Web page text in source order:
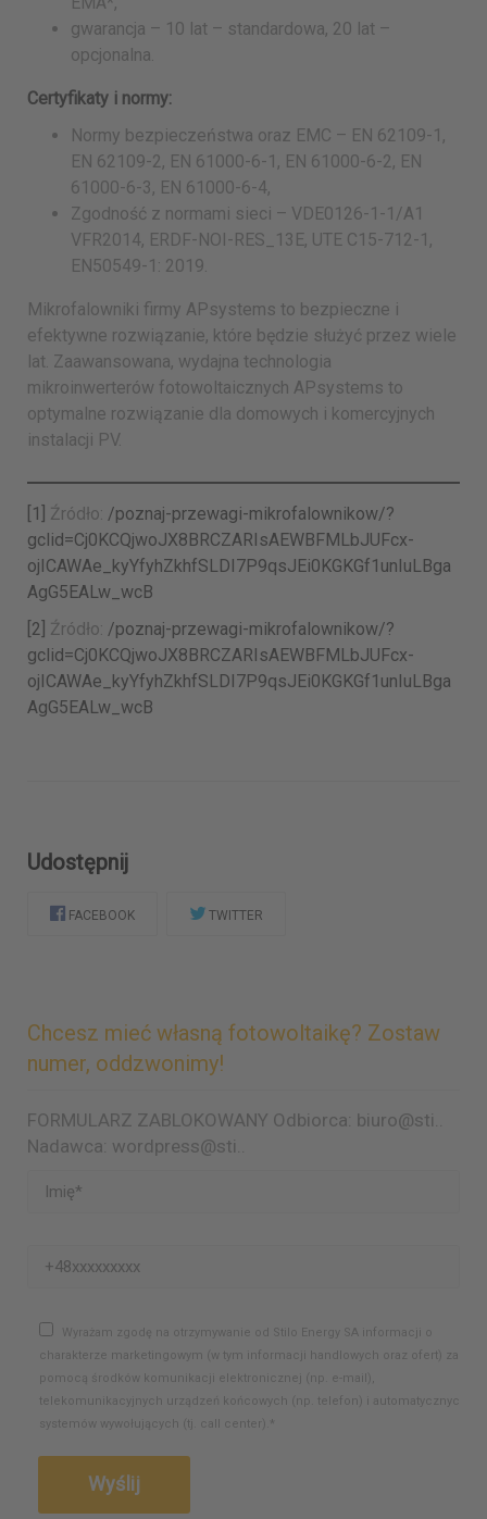
gwarancja – 10 lat – standardowa, 20 lat –
opcjonalna.
Certyfikaty i normy:
Normy bezpieczeństwa oraz EMC – EN 62109-1,
EN 62109-2, EN 61000-6-1, EN 61000-6-2, EN
61000-6-3, EN 61000-6-4,
Zgodność z normami sieci – VDE0126-1-1/A1
VFR2014, ERDF-NOI-RES_13E, UTE C15-712-1,
EN50549-1: 2019.
Mikrofalowniki firmy APsystems to bezpieczne i
efektywne rozwiązanie, które będzie służyć przez wiele
lat. Zaawansowana, wydajna technologia
mikroinwerterów fotowoltaicznych APsystems to
optymalne rozwiązanie dla domowych i komercyjnych
instalacji PV.
[1] Źródło: /poznaj-przewagi-mikrofalownikow/?
gclid=Cj0KCQjwoJX8BRCZARIsAEWBFMLbJUFcx-
ojICAWAe_kyYfyhZkhfSLDI7P9qsJEi0KGKGf1unIuLBga
AgG5EALw_wcB
[2] Źródło: /poznaj-przewagi-mikrofalownikow/?
gclid=Cj0KCQjwoJX8BRCZARIsAEWBFMLbJUFcx-
ojICAWAe_kyYfyhZkhfSLDI7P9qsJEi0KGKGf1unIuLBga
AgG5EALw_wcB
Udostępnij
FACEBOOK TWITTER
Chcesz mieć własną fotowoltaikę? Zostaw
numer, oddzwonimy!
FORMULARZ ZABLOKOWANY Odbiorca: biuro@sti..
Nadawca: wordpress@sti..
Wyrażam zgodę na otrzymywanie od Stilo Energy SA informacji o
charakterze marketingowym (w tym informacji handlowych oraz ofert) za
pomocą środków komunikacji elektronicznej (np. e-mail),
telekomunikacyjnych urządzeń końcowych (np. telefon) i automatycznych
systemów wywołujących (tj. call center).*